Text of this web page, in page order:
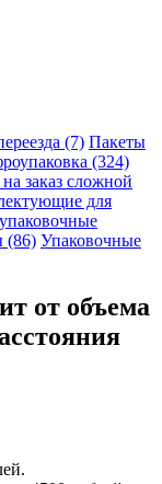
(7) Пакеты
(324)
заказ сложной
для
(86) Упаковочные
от объема